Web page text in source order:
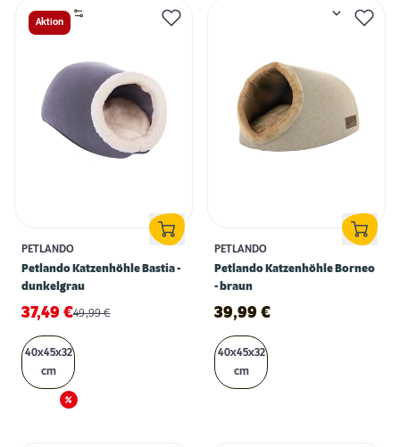
Aktion
PETLANDO
Petlando Katzenhöhle Bastia -
dunkelgrau
37,49 €49,99€
40x45x32
cm
PETLANDO
Petlando Katzenhöhle Borneo
- braun
39,99 €
40x45x32
cm